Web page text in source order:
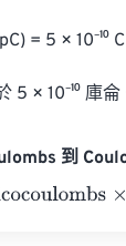
= 5 × 10⁻¹⁰ C
× 10⁻¹⁰ 庫侖
到
×1.0e- 12